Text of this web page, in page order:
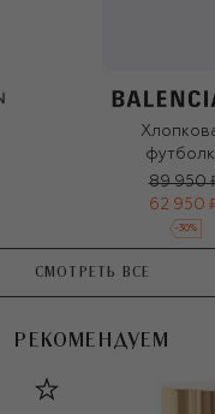
89 950
62 950
-30%
СМОТРЕТЬ ВСЕ
РЕКОМЕНДУЕМ